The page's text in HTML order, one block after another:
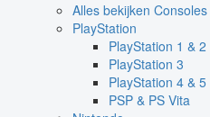
Alles bekijken
PlayStation
PlayStation 1 & 2
PlayStation 3
PlayStation 4 & 5
PSP & PS Vita